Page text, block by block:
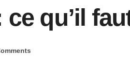
qu’il